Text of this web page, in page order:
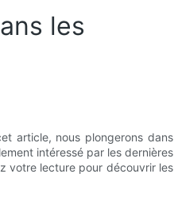
les
article, nous plongerons dans
intéressé par les dernières
votre lecture pour découvrir les